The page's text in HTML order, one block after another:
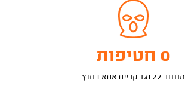
0 חטיפות
מחזור 22 נגד קריית אתא בחוץ